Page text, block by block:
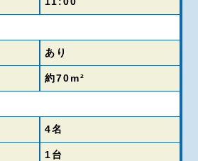
あり
約70m²
4名
1台